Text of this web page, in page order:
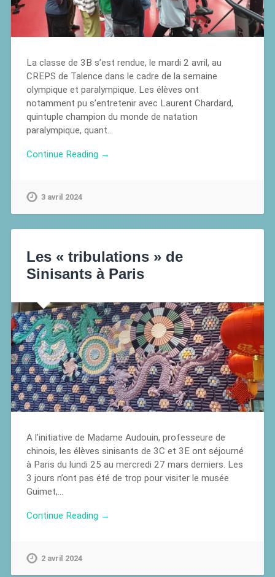
La classe de 3B s’est rendue, le mardi 2 avril, au
CREPS de Talence dans le cadre de la semaine
olympique et paralympique. Les élèves ont
notamment pu s’entretenir avec Laurent Chardard,
quintuple champion du monde de natation
paralympique, quant…
Continue Reading →
3 avril 2024
Les « tribulations » de
Sinisants à Paris
A l’initiative de Madame Audouin, professeure de
chinois, les élèves sinisants de 3C et 3E ont séjourné
à Paris du lundi 25 au mercredi 27 mars derniers. Les
3 jours n’ont pas été de trop pour visiter le musée
Guimet,…
Continue Reading →
2 avril 2024